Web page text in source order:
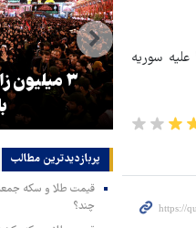
سوریه
۳ میلیون
پربازدیدترین‌ مطالب
چند؟